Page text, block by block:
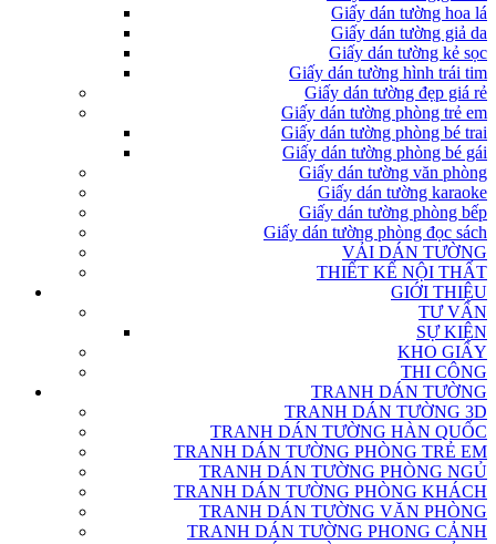
Giấy dán tường hoa lá
Giấy dán tường giả da
Giấy dán tường kẻ sọc
Giấy dán tường hình trái tim
Giấy dán tường đẹp giá rẻ
Giấy dán tường phòng trẻ em
Giấy dán tường phòng bé trai
Giấy dán tường phòng bé gái
Giấy dán tường văn phòng
Giấy dán tường karaoke
Giấy dán tường phòng bếp
Giấy dán tường phòng đọc sách
VẢI DÁN TƯỜNG
THIẾT KẾ NỘI THẤT
GIỚI THIỆU
TƯ VẤN
SỰ KIỆN
KHO GIẤY
THI CÔNG
TRANH DÁN TƯỜNG
TRANH DÁN TƯỜNG 3D
TRANH DÁN TƯỜNG HÀN QUỐC
TRANH DÁN TƯỜNG PHÒNG TRẺ EM
TRANH DÁN TƯỜNG PHÒNG NGỦ
TRANH DÁN TƯỜNG PHÒNG KHÁCH
TRANH DÁN TƯỜNG VĂN PHÒNG
TRANH DÁN TƯỜNG PHONG CẢNH